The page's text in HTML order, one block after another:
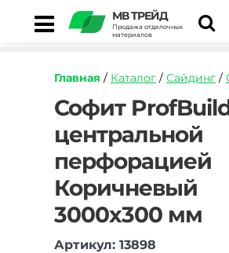
МВ ТРЕЙД
Продажа отделочных
материалов
Главная / Каталог / Сайдинг /
https://mvtrade.ru/images/
profbuild-
s-
centralnoy-
perforaciey-
korichnevyy-
3000h300-
mm.jpg
Софит
центральной
перфорацией
Коричневый
3000х300 мм
Артикул: 13898